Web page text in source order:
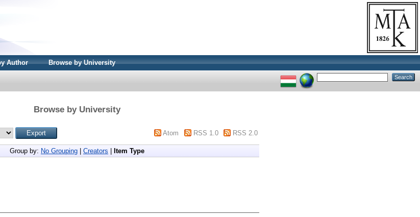
Author Browse by University
Browse by University
Atom RSS 1.0 RSS 2.0
Group by: No Grouping Creators Item Type